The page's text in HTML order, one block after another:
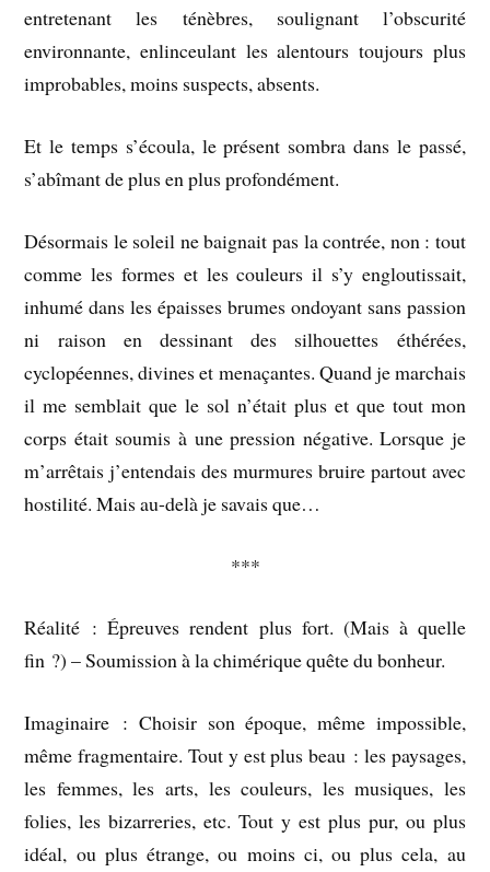
entretenant les ténèbres, soulignant l’obscurité
environnante, enlinceulant les alentours toujours plus
improbables, moins suspects, absents.
Et le temps s’écoula, le présent sombra dans le passé,
s’abîmant de plus en plus profondément.
Désormais le soleil ne baignait pas la contrée, non : tout
comme les formes et les couleurs il s’y engloutissait,
inhumé dans les épaisses brumes ondoyant sans passion
ni raison en dessinant des silhouettes éthérées,
cyclopéennes, divines et menaçantes. Quand je marchais
il me semblait que le sol n’était plus et que tout mon
corps était soumis à une pression négative. Lorsque je
m’arrêtais j’entendais des murmures bruire partout avec
hostilité. Mais au-delà je savais que…
***
Réalité : Épreuves rendent plus fort. (Mais à quelle
fin ?) – Soumission à la chimérique quête du bonheur.
Imaginaire : Choisir son époque, même impossible,
même fragmentaire. Tout y est plus beau : les paysages,
les femmes, les arts, les couleurs, les musiques, les
folies, les bizarreries, etc. Tout y est plus pur, ou plus
idéal, ou plus étrange, ou moins ci, ou plus cela, au